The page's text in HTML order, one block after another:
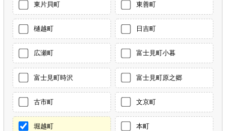
東片貝町 東善町
樋越町 日吉町
広瀬町 富士見町小暮
富士見町時沢 富士見町原之郷
古市町 文京町
堀越町 本町